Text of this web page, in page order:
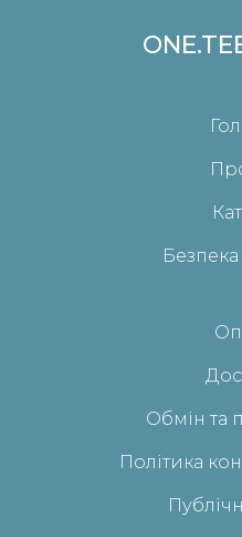
Безпека
Обмін та
Політика